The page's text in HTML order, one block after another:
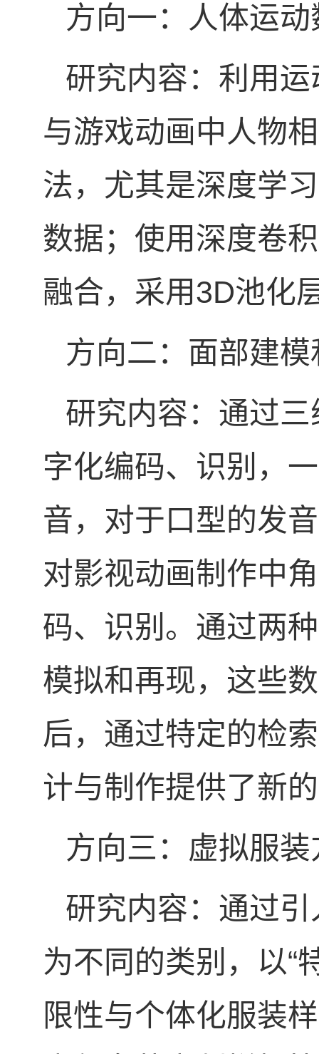
方向一：人体运
研究内容：利用
与游戏动画中人物
法，尤其是深度学
数据；使用深度卷
融合，采用3D池化
方向二：面部建
研究内容：通过
字化编码、识别，
音，对于口型的发
对影视动画制作中
码、识别。通过两
模拟和再现，这些
后，通过特定的检
计与制作提供了新
方向三：虚拟服装
研究内容：通过
为不同的类别，以“
限性与个体化服装